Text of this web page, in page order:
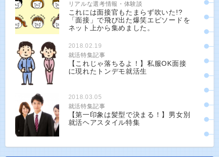
リアルな選考情報・体験談
これには面接官もたまらず吹いた!?
「面接」で飛び出た爆笑エピソードを
ネット上から集めました。
2018.02.19
就活特集記事
【これじゃ落ちるよ！】私服OK面接
に現れたトンデモ就活生
2018.03.05
就活特集記事
【第一印象は髪型で決まる！】男女別
就活ヘアスタイル特集